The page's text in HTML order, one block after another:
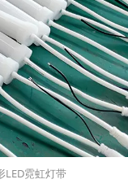
LED霓虹灯带